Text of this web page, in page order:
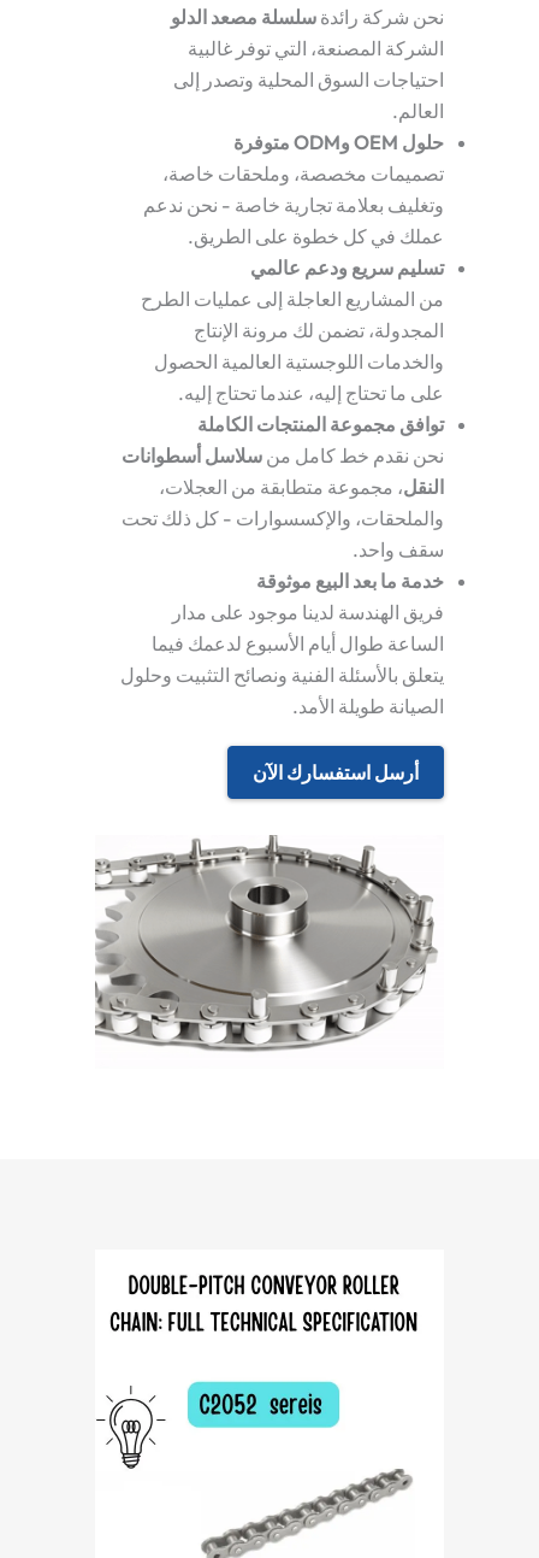
نحن شركة رائدة سلسلة مصعد الدلو
الشركة المصنعة، التي توفر غالبية
احتياجات السوق المحلية وتصدر إلى
العالم.
حلول OEM وODM متوفرة
تصميمات مخصصة، وملحقات خاصة،
وتغليف بعلامة تجارية خاصة - نحن ندعم
عملك في كل خطوة على الطريق.
تسليم سريع ودعم عالمي
من المشاريع العاجلة إلى عمليات الطرح
المجدولة، تضمن لك مرونة الإنتاج
والخدمات اللوجستية العالمية الحصول
على ما تحتاج إليه، عندما تحتاج إليه.
توافق مجموعة المنتجات الكاملة
نحن نقدم خط كامل من سلاسل أسطوانات
النقل، مجموعة متطابقة من العجلات،
والملحقات، والإكسسوارات - كل ذلك تحت
سقف واحد.
خدمة ما بعد البيع موثوقة
فريق الهندسة لدينا موجود على مدار
الساعة طوال أيام الأسبوع لدعمك فيما
يتعلق بالأسئلة الفنية ونصائح التثبيت وحلول
الصيانة طويلة الأمد.
أرسل استفسارك الآن